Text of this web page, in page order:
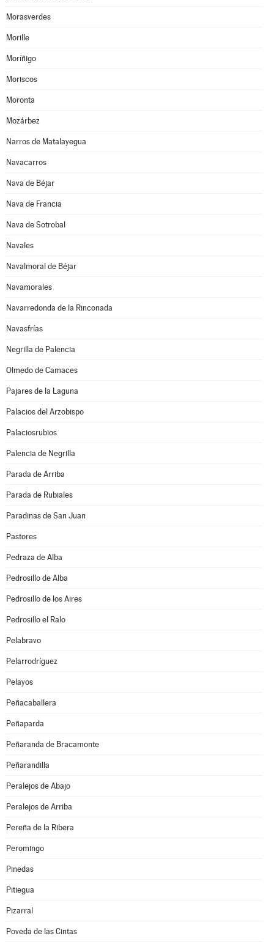
Morasverdes
Morille
Moríñigo
Moriscos
Moronta
Mozárbez
Narros de Matalayegua
Navacarros
Nava de Béjar
Nava de Francia
Nava de Sotrobal
Navales
Navalmoral de Béjar
Navamorales
Navarredonda de la Rinconada
Navasfrías
Negrilla de Palencia
Olmedo de Camaces
Pajares de la Laguna
Palacios del Arzobispo
Palaciosrubios
Palencia de Negrilla
Parada de Arriba
Parada de Rubiales
Paradinas de San Juan
Pastores
Pedraza de Alba
Pedrosillo de Alba
Pedrosillo de los Aires
Pedrosillo el Ralo
Pelabravo
Pelarrodríguez
Pelayos
Peñacaballera
Peñaparda
Peñaranda de Bracamonte
Peñarandilla
Peralejos de Abajo
Peralejos de Arriba
Pereña de la Ribera
Peromingo
Pinedas
Pitiegua
Pizarral
Poveda de las Cintas